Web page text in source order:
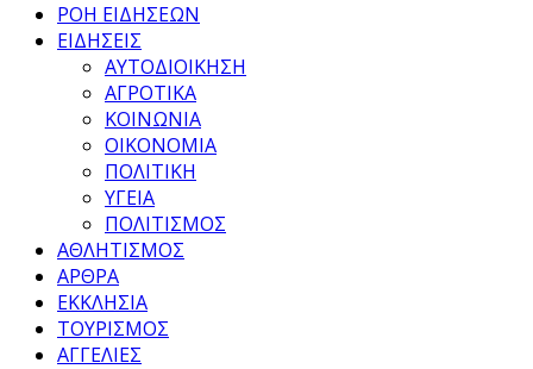
ΡΟΗ ΕΙΔΗΣΕΩΝ
ΕΙΔΗΣΕΙΣ
ΑΥΤΟΔΙΟΙΚΗΣΗ
ΑΓΡΟΤΙΚΑ
ΚΟΙΝΩΝΙΑ
ΟΙΚΟΝΟΜΙΑ
ΠΟΛΙΤΙΚΗ
ΥΓΕΙΑ
ΠΟΛΙΤΙΣΜΟΣ
ΑΘΛΗΤΙΣΜΟΣ
ΑΡΘΡΑ
ΕΚΚΛΗΣΙΑ
ΤΟΥΡΙΣΜΟΣ
ΑΓΓΕΛΙΕΣ